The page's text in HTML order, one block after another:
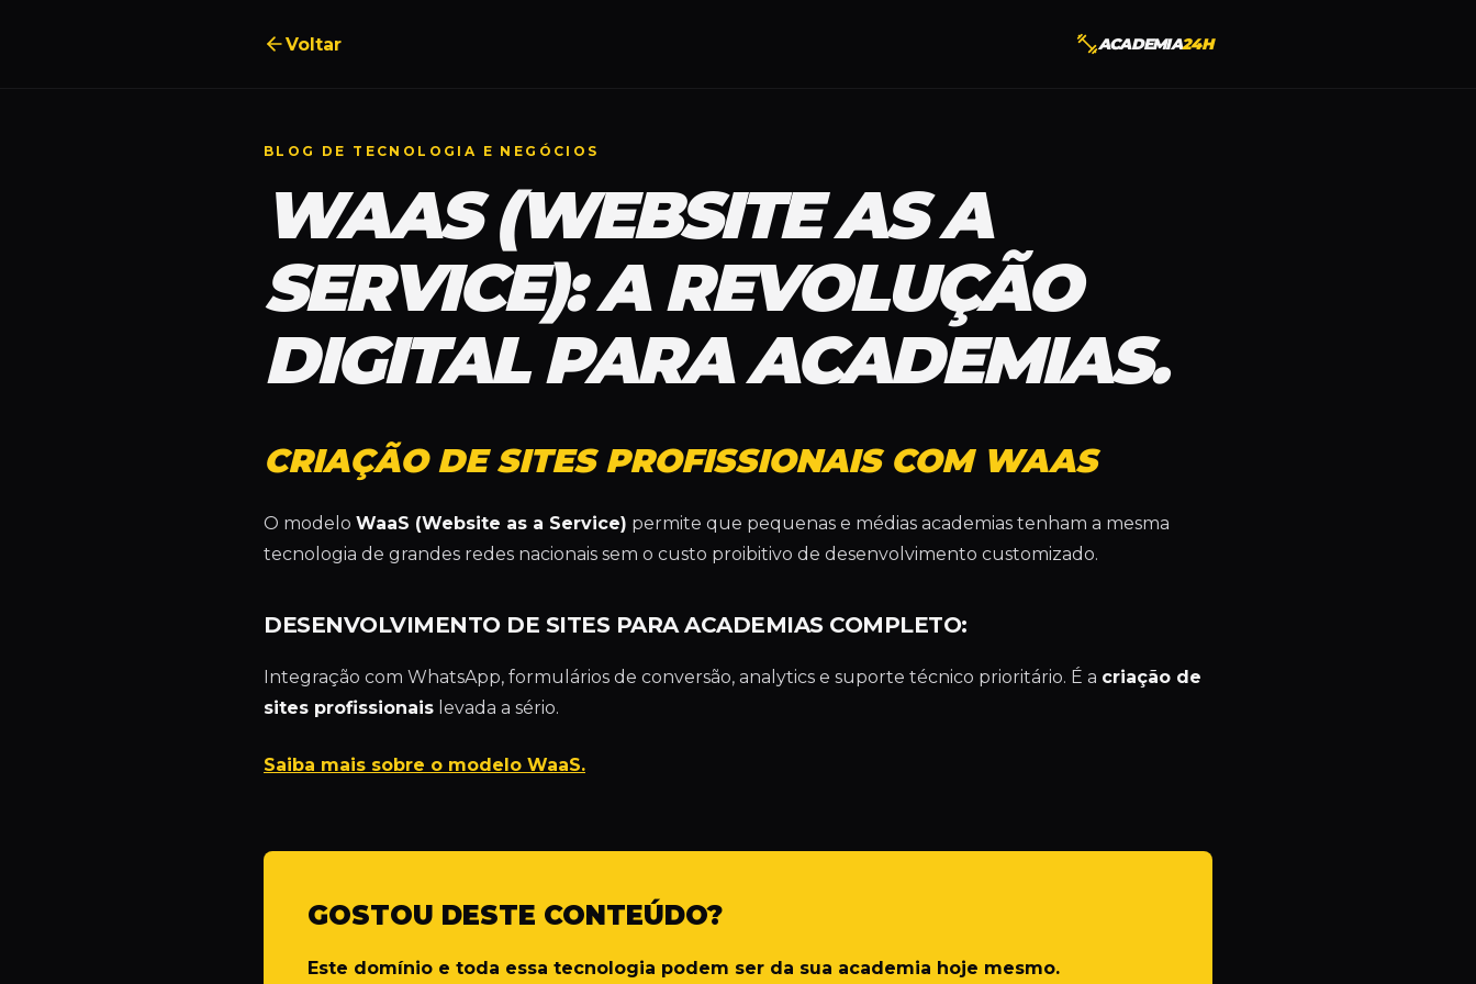
Voltar ACADEMIA24H
BLOG DE TECNOLOGIA E NEGÓCIOS
WAAS (WEBSITE AS A
SERVICE): A REVOLUÇÃO
DIGITAL PARA ACADEMIAS.
CRIAÇÃO DE SITES PROFISSIONAIS COM WAAS
O modelo WaaS (Website as a Service) permite que pequenas e médias academias tenham a mesma
tecnologia de grandes redes nacionais sem o custo proibitivo de desenvolvimento customizado.
DESENVOLVIMENTO DE SITES PARA ACADEMIAS COMPLETO:
Integração com WhatsApp, formulários de conversão, analytics e suporte técnico prioritário. É a criação de
sites profissionais levada a sério.
Saiba mais sobre o modelo WaaS.
GOSTOU DESTE CONTEÚDO?
Este domínio e toda essa tecnologia podem ser da sua academia hoje mesmo.